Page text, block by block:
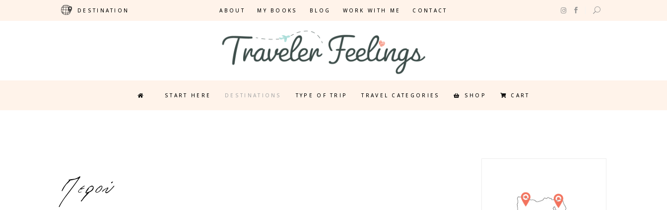
DESTINATION ABOUT MY BOOKS BLOG WORK WITH ME CONTACT
START HERE DESTINATIONS TYPE OF TRIP TRAVEL CATEGORIES SHOP CART
Περού